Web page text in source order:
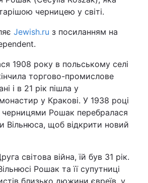
Львів
Наука
Лайт
Туризм
черницею у світі.
Jewish.ru з посиланням на
1908 року в польському селі
торгово-промислове
і в 21 рік пішла у
у Кракові. У 1938 році
черницями Рошак перебралася
Вільнюса, щоб відкрити новий
світова війна, їй був 31 рік.
Рошак та її супутниці
близько дюжини євреїв, у